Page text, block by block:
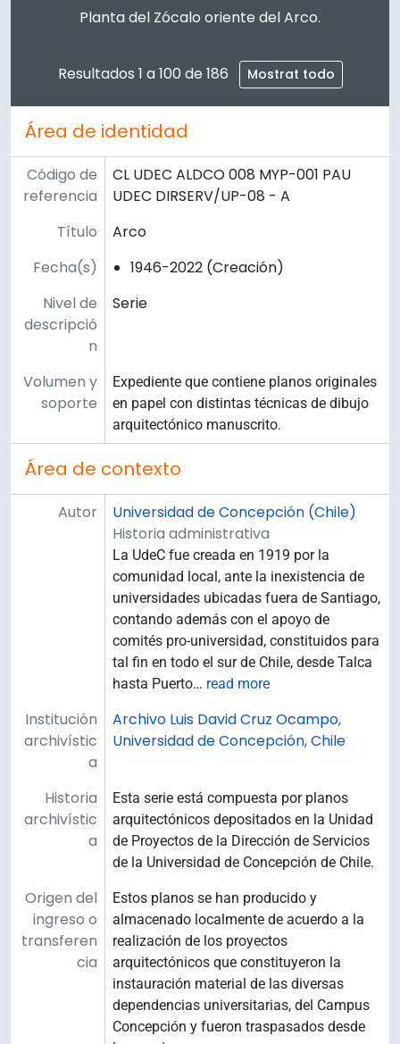
Planta del Zócalo oriente del Arco.
Resultados 1 a 100 de 186 Mostrat todo
Área de identidad
Código de
referencia
CL UDEC ALDCO 008 MYP-001 PAU
UDEC DIRSERV/UP-08 - A
Título
Arco
Fecha(s)
1946-2022 (Creación)
Nivel de
descripció
n
Serie
Volumen y
soporte
Expediente que contiene planos originales
en papel con distintas técnicas de dibujo
arquitectónico manuscrito.
Área de contexto
Autor
Universidad de Concepción (Chile)
Historia administrativa
La UdeC fue creada en 1919 por la
comunidad local, ante la inexistencia de
universidades ubicadas fuera de Santiago,
contando además con el apoyo de
comités pro-universidad, constituidos para
tal fin en todo el sur de Chile, desde Talca
hasta Puerto… read more
Institución
archivístic
a
Archivo Luis David Cruz Ocampo,
Universidad de Concepción, Chile
Historia
archivístic
a
Esta serie está compuesta por planos
arquitectónicos depositados en la Unidad
de Proyectos de la Dirección de Servicios
de la Universidad de Concepción de Chile.
Origen del
ingreso o
transferen
cia
Estos planos se han producido y
almacenado localmente de acuerdo a la
realización de los proyectos
arquitectónicos que constituyeron la
instauración material de las diversas
dependencias universitarias, del Campus
Concepción y fueron traspasados desde